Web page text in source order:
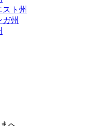
ト州
州